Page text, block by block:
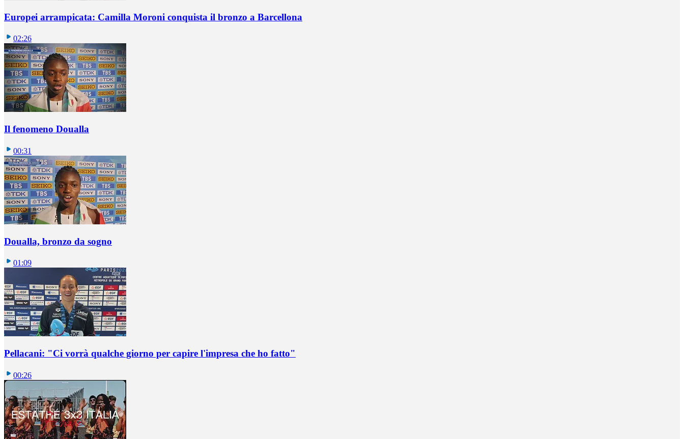
Europei arrampicata: Camilla Moroni conquista il bronzo a Barcellona
02:26
Il fenomeno Doualla
00:31
Doualla, bronzo da sogno
01:09
Pellacani: "Ci vorrà qualche giorno per capire l'impresa che ho fatto"
00:26